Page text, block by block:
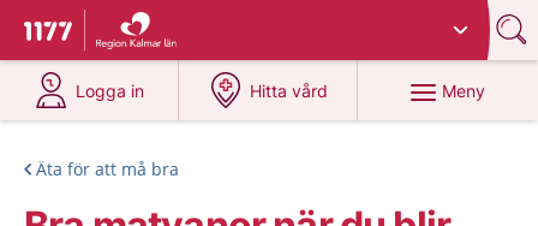
Till startsidan för 1177
Du har valt region
Logga in
på 1177.se
Hitta vård
på 1177.se
Meny
Äta för att må bra